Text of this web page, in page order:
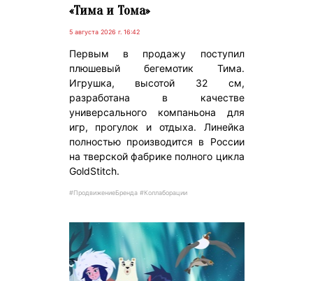
«Тима и Тома»
5 августа 2026 г. 16:42
Первым в продажу поступил
плюшевый бегемотик Тима.
Игрушка, высотой 32 см,
разработана в качестве
универсального компаньона для
игр, прогулок и отдыха. Линейка
полностью производится в России
на тверской фабрике полного цикла
GoldStitch.
#ПродвижениеБренда #Коллаборации